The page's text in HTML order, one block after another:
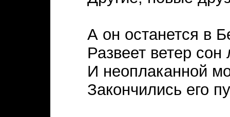
А он останется в
Развеет ветер
И неоплаканной
Закончились его